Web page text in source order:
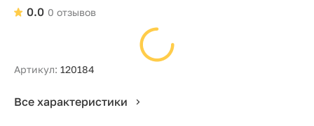
0 отзывов
0.0
Артикул: 120184
Все характеристики